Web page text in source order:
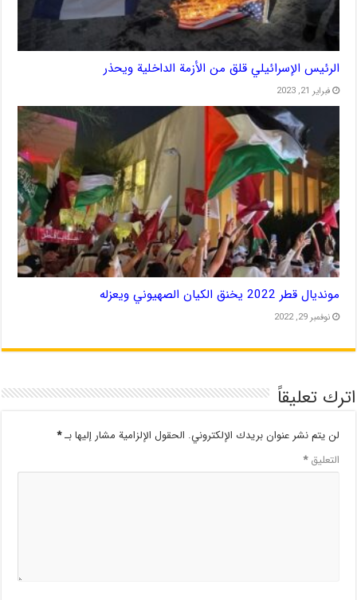
الرئيس الإسرائيلي قلق من الأزمة الداخلية ويحذر
فبراير 21, 2023
مونديال قطر 2022 يخنق الكيان الصهيوني ويعزله
نوفمبر 29, 2022
اترك تعليقاً
لن يتم نشر عنوان بريدك الإلكتروني. الحقول الإلزامية مشار إليها بـ*
التعليق*